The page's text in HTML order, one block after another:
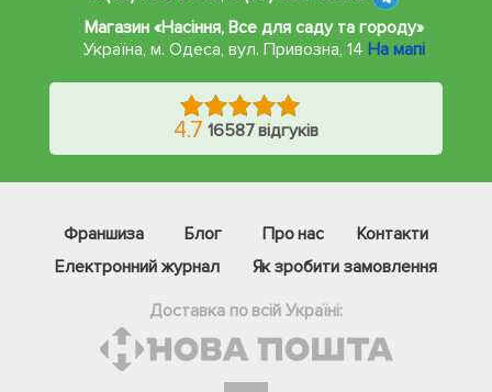
Магазин «Насіння, Все для саду та городу»
Україна, м. Одеса,вул. Привозна, 14 На мапі
4.7 16587 відгуків
Франшиза Блог Про нас
Контакти
Електронний журнал
Як зробити замовлення
Доставка по всій Україні: